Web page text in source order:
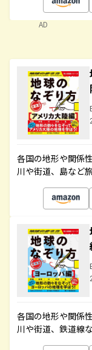
AD
各国の地形や関係
川や街道、島など
各国の地形や関係
川や街道、鉄道線